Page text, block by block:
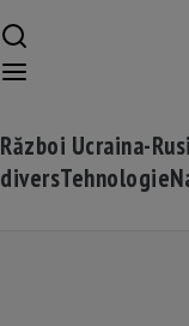
Război Ucraina-
diversTehnologie